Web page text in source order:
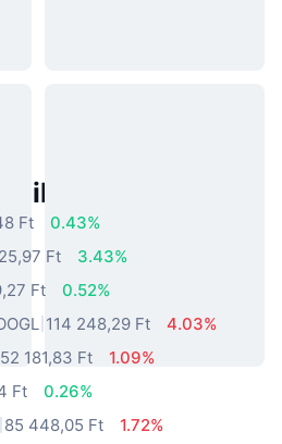
Világbeli Eszközök
Ft
0.43%
Ft
3.43%
Ft
0.52%
114 248,29 Ft
4.03%
181,83 Ft
1.09%
Ft
0.26%
85 448,05 Ft
1.72%